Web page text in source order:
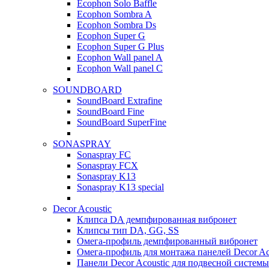
Ecophon Solo Baffle
Ecophon Sombra A
Ecophon Sombra Ds
Ecophon Super G
Ecophon Super G Plus
Ecophon Wall panel A
Ecophon Wall panel C
SOUNDBOARD
SoundBoard Extrafine
SoundBoard Fine
SoundBoard SuperFine
SONASPRAY
Sonaspray FC
Sonaspray FCX
Sonaspray K13
Sonaspray K13 special
Decor Acoustic
Клипса DA демпфированная вибронет
Клипсы тип DA, GG, SS
Омега-профиль демпфированный вибронет
Омега-профиль для монтажа панелей Decor
Панели Decor Acoustic для подвесной системы